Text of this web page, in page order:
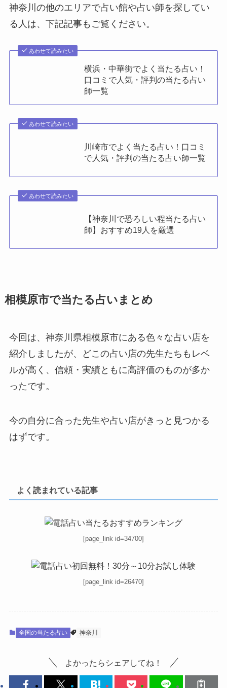
神奈川の他のエリアで占い館や占い師を探してい
る人は、下記記事もご覧ください。
あわせて読みたい
横浜・中華街でよく当たる占い！
口コミで人気・評判の当たる占い
師一覧
あわせて読みたい
川崎市でよく当たる占い！口コミ
で人気・評判の当たる占い師一覧
あわせて読みたい
【神奈川で恐ろしい程当たる占い
師】おすすめ19人を厳選
相模原市で当たる占いまとめ
今回は、神奈川県相模原市にある色々な占い店を
紹介しましたが、どこの占い店の先生たちもレベ
ルが高く、信頼・実績ともに高評価のものが多か
ったです。
今の自分に合った先生や占い店がきっと見つかる
はずです。
よく読まれている記事
[page_link id=34700]
[page_link id=26470]
全国の当たる占い 神奈川
よかったらシェアしてね！